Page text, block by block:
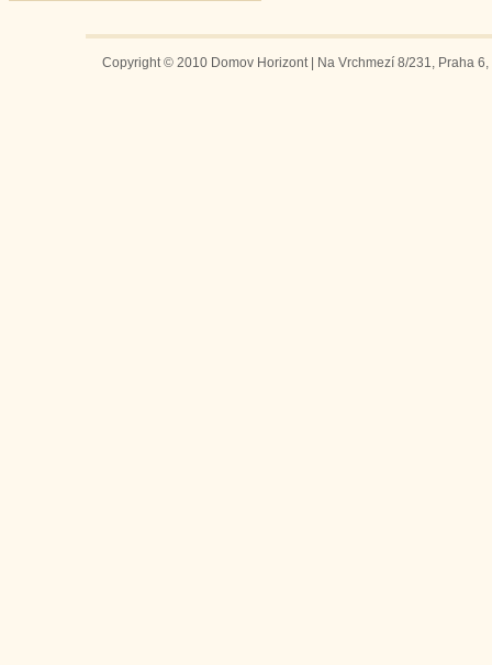
Copyright © 2010 Domov Horizont | Na Vrchmezí 8/231, Praha